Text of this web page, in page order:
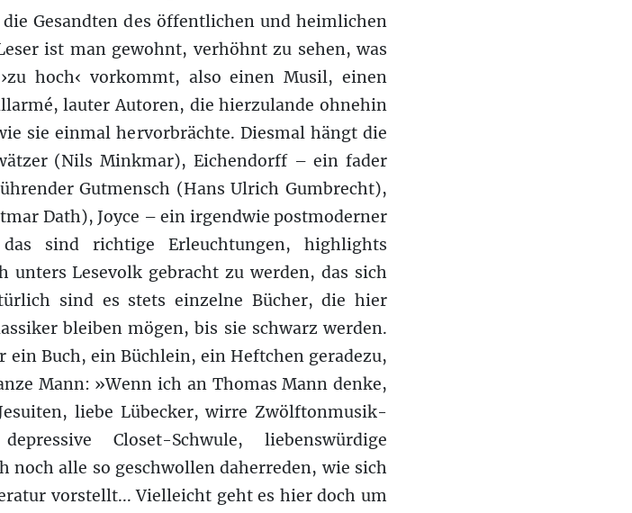
Gesandten des öffentlichen und heimlichen
ist man gewohnt, verhöhnt zu sehen, was
hoch‹ vorkommt, also einen Musil, einen
lauter Autoren, die hierzulande ohnehin
sie einmal hervorbrächte. Diesmal hängt die
(Nils Minkmar), Eichendorff – ein fader
Gutmensch (Hans Ulrich Gumbrecht),
Dath), Joyce – ein irgendwie postmoderner
sind richtige Erleuchtungen, highlights
unters Lesevolk gebracht zu werden, das sich
sind es stets einzelne Bücher, die hier
bleiben mögen, bis sie schwarz werden.
ein Buch, ein Büchlein, ein Heftchen geradezu,
Mann: »Wenn ich an Thomas Mann denke,
liebe Lübecker, wirre Zwölftonmusik-
Closet-Schwule, liebenswürdige
noch alle so geschwollen daherreden, wie sich
vorstellt... Vielleicht geht es hier doch um